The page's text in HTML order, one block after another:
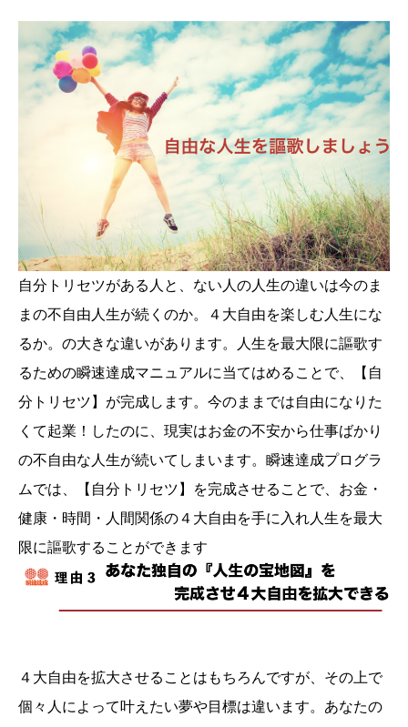
自分トリセツがある人と、ない人の人生の違いは今のま
まの不自由人生が続くのか。４大自由を楽しむ人生にな
るか。の大きな違いがあります。人生を最大限に謳歌す
るための瞬速達成マニュアルに当てはめることで、【自
分トリセツ】が完成します。今のままでは自由になりた
くて起業！したのに、現実はお金の不安から仕事ばかり
の不自由な人生が続いてしまいます。瞬速達成プログラ
ムでは、【自分トリセツ】を完成させることで、お金・
健康・時間・人間関係の４大自由を手に入れ人生を最大
限に謳歌することができます
４大自由を拡大させることはもちろんですが、その上で
個々人によって叶えたい夢や目標は違います。あなたの